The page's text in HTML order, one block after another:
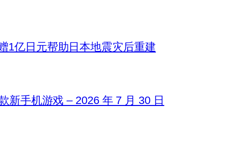
1亿日元帮助日本地震灾后重建
新手机游戏 – 2026 年 7 月 30 日